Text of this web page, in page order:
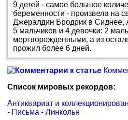
9 детей - самое большое
беременности - произвела на
Джералдин Бродрик в Сиднее,
5 мальчиков и 4 девочки: 2
мертворожденными, а из
прожил более 6 дней.
Список мировых рекордов:
Антиквариат и
- Письма - Линкольн